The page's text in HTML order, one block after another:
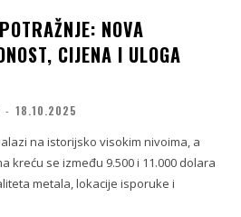
NOVA
CIJENA I ULOGA
- 18.10.2025
na istorijsko visokim nivoima, a
kreću se između 9.500 i 11.000 dolara
metala, lokacije isporuke i